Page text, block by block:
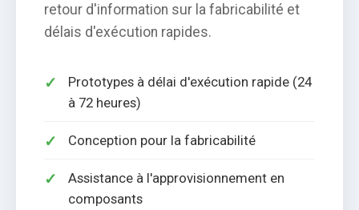
retour d'information sur la fabricabilité et
délais d'exécution rapides.
Prototypes à délai d'exécution rapide (24
à 72 heures)
Conception pour la fabricabilité
Assistance à l'approvisionnement en
composants